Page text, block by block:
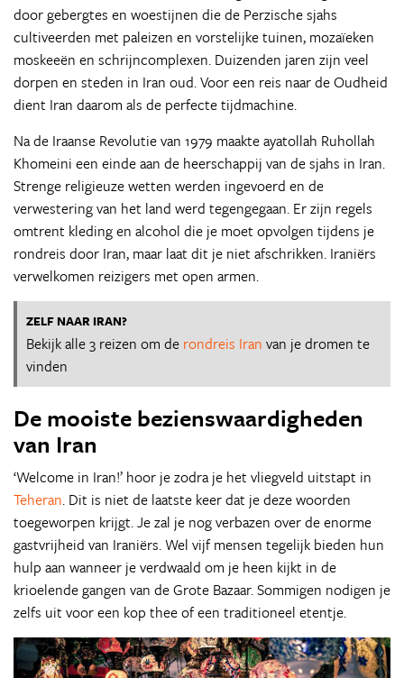
door gebergtes en woestijnen die de Perzische sjahs
cultiveerden met paleizen en vorstelijke tuinen, mozaïeken
moskeeën en schrijncomplexen. Duizenden jaren zijn veel
dorpen en steden in Iran oud. Voor een reis naar de Oudheid
dient Iran daarom als de perfecte tijdmachine.
Na de Iraanse Revolutie van 1979 maakte ayatollah Ruhollah
Khomeini een einde aan de heerschappij van de sjahs in Iran.
Strenge religieuze wetten werden ingevoerd en de
verwestering van het land werd tegengegaan. Er zijn regels
omtrent kleding en alcohol die je moet opvolgen tijdens je
rondreis door Iran, maar laat dit je niet afschrikken. Iraniërs
verwelkomen reizigers met open armen.
ZELF NAAR IRAN?
Bekijk alle 3 reizen om de rondreis Iran van je dromen te
vinden
De mooiste bezienswaardigheden
van Iran
‘Welcome in Iran!’ hoor je zodra je het vliegveld uitstapt in
Teheran. Dit is niet de laatste keer dat je deze woorden
toegeworpen krijgt. Je zal je nog verbazen over de enorme
gastvrijheid van Iraniërs. Wel vijf mensen tegelijk bieden hun
hulp aan wanneer je verdwaald om je heen kijkt in de
krioelende gangen van de Grote Bazaar. Sommigen nodigen je
zelfs uit voor een kop thee of een traditioneel etentje.